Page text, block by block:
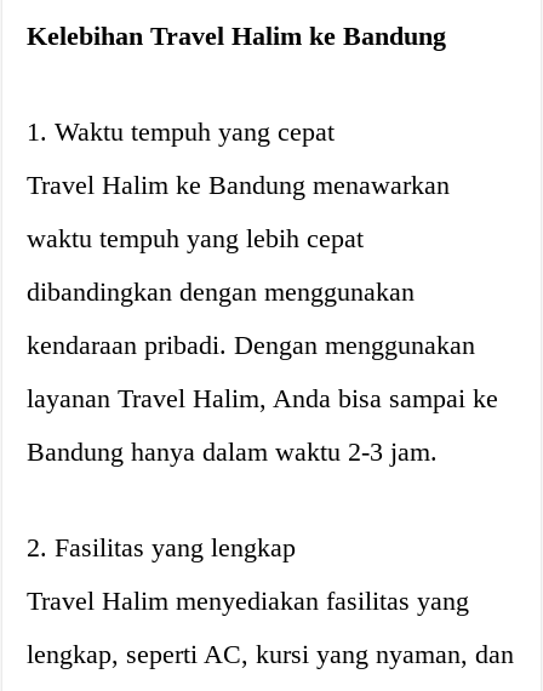
Kelebihan Travel Halim ke Bandung
1. Waktu tempuh yang cepat
Travel Halim ke Bandung menawarkan
waktu tempuh yang lebih cepat
dibandingkan dengan menggunakan
kendaraan pribadi. Dengan menggunakan
layanan Travel Halim, Anda bisa sampai ke
Bandung hanya dalam waktu 2-3 jam.
2. Fasilitas yang lengkap
Travel Halim menyediakan fasilitas yang
lengkap, seperti AC, kursi yang nyaman, dan